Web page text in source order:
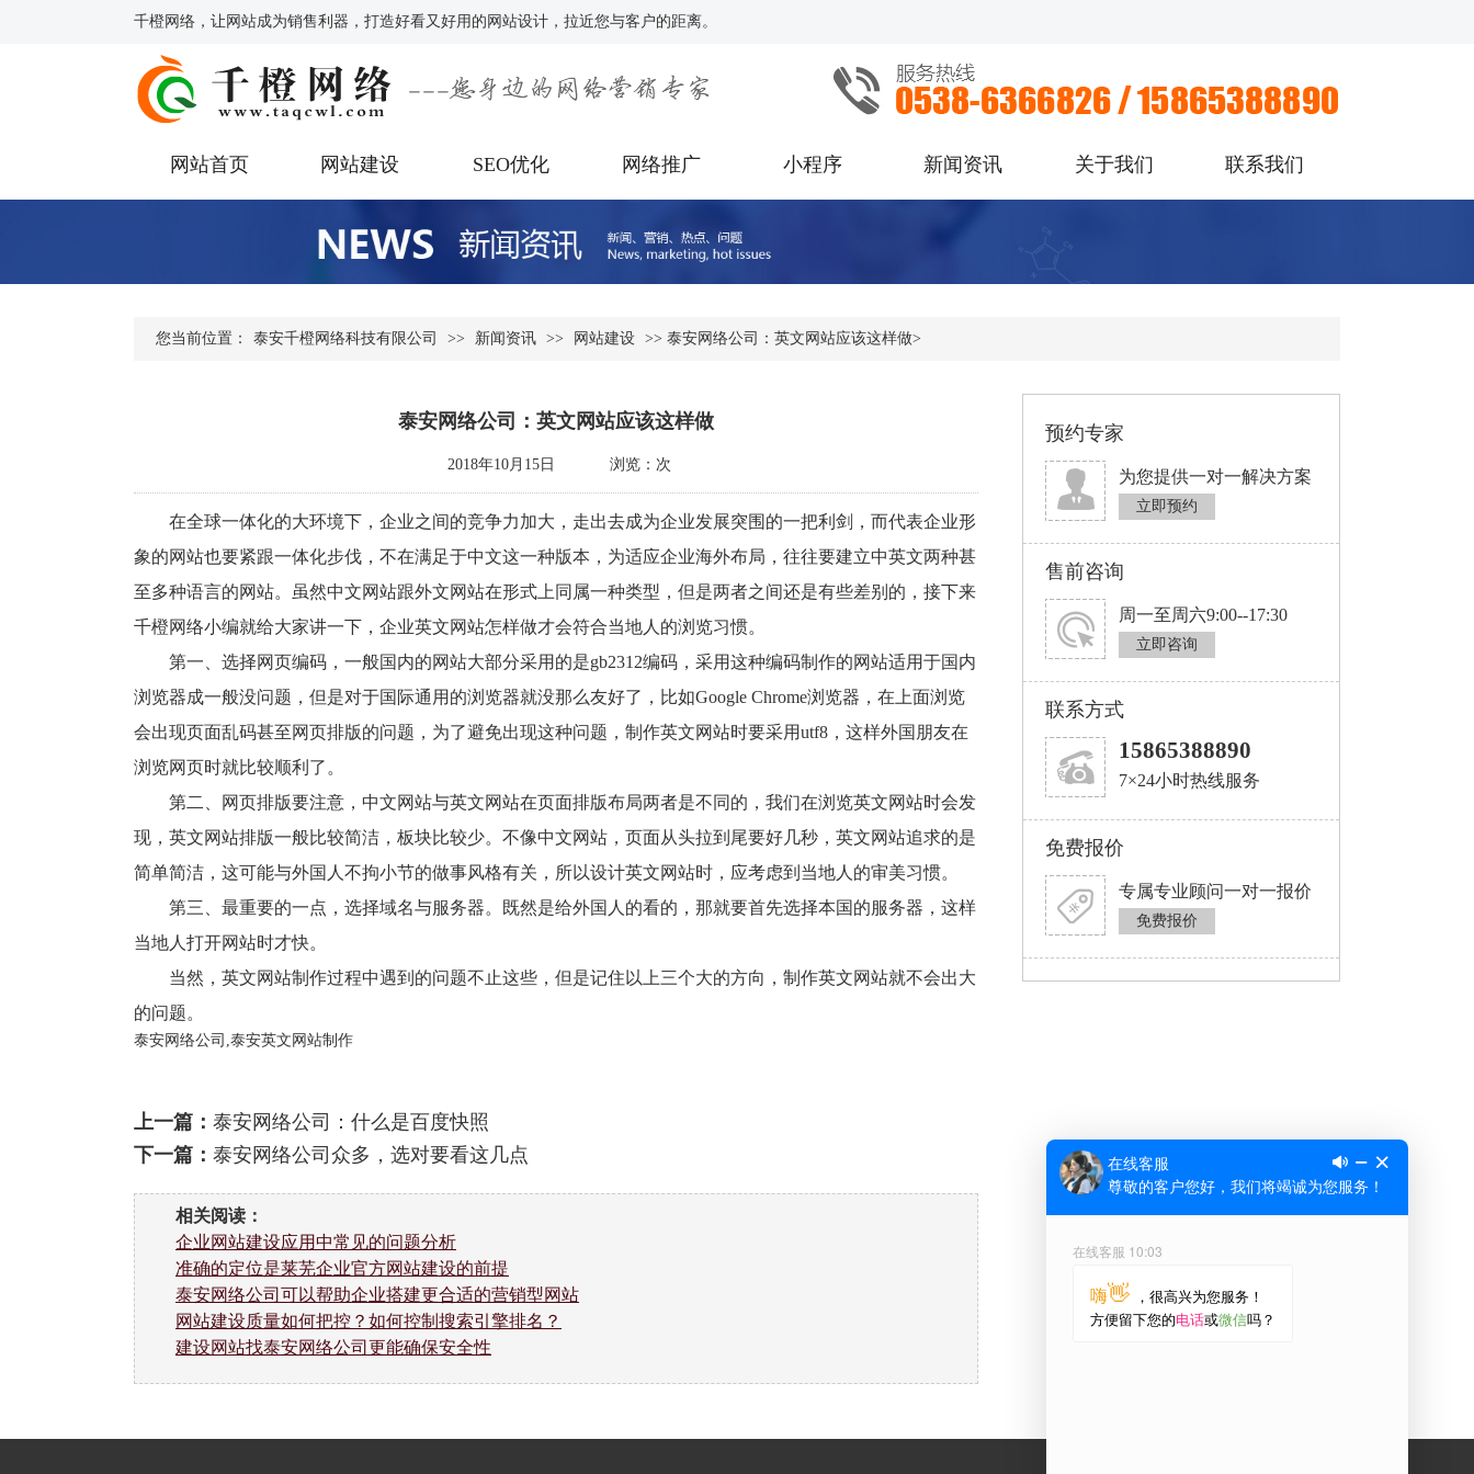
千橙网络，让网站成为销售利器，打造好看又好用的网站设计，拉近您与客户的距离。
网站首页 网站建设 SEO优化 网络推广 小程序 新闻资讯 关于我们 联系我们
您当前位置： 泰安千橙网络科技有限公司 >> 新闻资讯 >> 网站建设 >> 泰安网络公司：英文网站应该这样做>
泰安网络公司：英文网站应该这样做
2018年10月15日 浏览： 次
在全球一体化的大环境下，企业之间的竞争力加大，走出去成为企业发展突围的一把利剑，而代表企业形
象的网站也要紧跟一体化步伐，不在满足于中文这一种版本，为适应企业海外布局，往往要建立中英文两种甚
至多种语言的网站。虽然中文网站跟外文网站在形式上同属一种类型，但是两者之间还是有些差别的，接下来
千橙网络小编就给大家讲一下，企业英文网站怎样做才会符合当地人的浏览习惯。
第一、选择网页编码，一般国内的网站大部分采用的是gb2312编码，采用这种编码制作的网站适用于国内
浏览器成一般没问题，但是对于国际通用的浏览器就没那么友好了，比如Google Chrome浏览器，在上面浏览
会出现页面乱码甚至网页排版的问题，为了避免出现这种问题，制作英文网站时要采用utf8，这样外国朋友在
浏览网页时就比较顺利了。
第二、网页排版要注意，中文网站与英文网站在页面排版布局两者是不同的，我们在浏览英文网站时会发
现，英文网站排版一般比较简洁，板块比较少。不像中文网站，页面从头拉到尾要好几秒，英文网站追求的是
简单简洁，这可能与外国人不拘小节的做事风格有关，所以设计英文网站时，应考虑到当地人的审美习惯。
第三、最重要的一点，选择域名与服务器。既然是给外国人的看的，那就要首先选择本国的服务器，这样
当地人打开网站时才快。
当然，英文网站制作过程中遇到的问题不止这些，但是记住以上三个大的方向，制作英文网站就不会出大
的问题。
泰安网络公司,泰安英文网站制作
上一篇： 泰安网络公司：什么是百度快照
下一篇： 泰安网络公司众多，选对要看这几点
相关阅读：
企业网站建设应用中常见的问题分析
准确的定位是莱芜企业官方网站建设的前提
泰安网络公司可以帮助企业搭建更合适的营销型网站
网站建设质量如何把控？如何控制搜索引擎排名？
建设网站找泰安网络公司更能确保安全性
预约专家
为您提供一对一解决方案
立即预约
售前咨询
周一至周六9:00--17:30
立即咨询
联系方式
15865388890
7×24小时热线服务
免费报价
专属专业顾问一对一报价
免费报价